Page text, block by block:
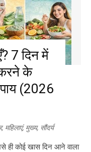
7 दिन में
के
(2026
, महिलाएं, मुख्य, सौंदर्य
ही कोई खास दिन आने वाला